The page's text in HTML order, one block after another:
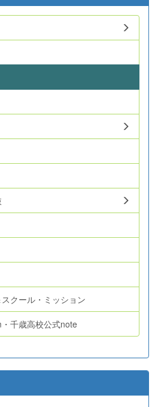
クール・ミッション
千歳高校公式note